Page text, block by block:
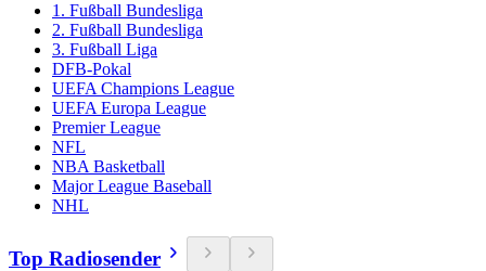
1. Fußball Bundesliga
2. Fußball Bundesliga
3. Fußball Liga
DFB-Pokal
UEFA Champions League
UEFA Europa League
Premier League
NFL
NBA Basketball
Major League Baseball
NHL
Top Radiosender